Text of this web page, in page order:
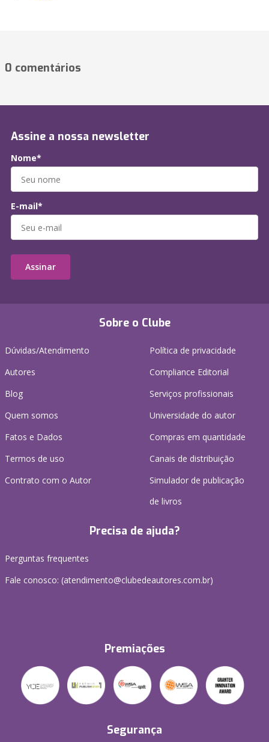
0 comentários
Sobre o Clube
Dúvidas/Atendimento
Autores
Blog
Quem somos
Fatos e Dados
Termos de uso
Contrato com o Autor
Política de privacidade
Compliance Editorial
Serviços profissionais
Universidade do autor
Compras em quantidade
Canais de distribuição
Simulador de publicação
de livros
Precisa de ajuda?
Perguntas frequentes
Fale conosco: (atendimento@clubedeautores.com.br)
Premiações
Segurança
Assine a nossa newsletter
Nome*
E-mail*
Assinar